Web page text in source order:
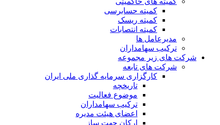
کمیته حسابرسی
کمیته ریسک
کمیته انتصابات
مدیرعامل ها
ترکیب سهامداران
شرکت های زیر مجموعه
شرکت های تابعه
کارگزاری سرمایه گذاری ملی ایران
تاریخچه
موضوع فعالیت
ترکیب سهامداران
اعضای هیئت مدیره
ارکان جهت ساز